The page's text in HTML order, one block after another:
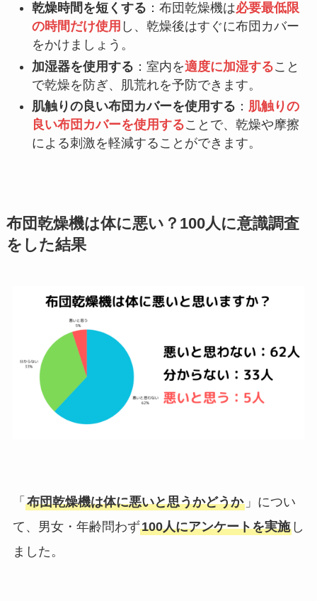
乾燥時間を短くする ：布団乾燥機は必要最低限
の時間だけ使用 し、乾燥後はすぐに布団カバー
をかけましょう。
加湿器を使用する ：室内を適度に加湿すること
で乾燥を防ぎ、肌荒れを予防できます。
肌触りの良い布団カバーを使用する ： 肌触りの
良い布団カバーを使用することで、乾燥や摩擦
による刺激を軽減することができます。
布団乾燥機は体に悪い？100人に意識調査
をした結果
「 布団乾燥機は体に悪いと思うかどうか」につい
て、男女・年齢問わず100人にアンケートを実施し
ました。